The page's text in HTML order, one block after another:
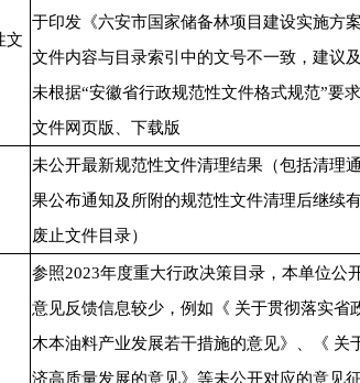
文
于印发《六安市国家储备林项目建设实施方案
文件内容与目录索引中的文号不一致，建议
未根据“安徽省行政规范性文件格式规范”要
文件网页版、下载版
未公开最新规范性文件清理结果（包括清理
果公布通知及所附的规范性文件清理后继续有
废止文件目录）
参照2023年度重大行政决策目录，本单位公
意见反馈信息较少，例如《 关于贯彻落实省
木本油料产业发展若干措施的意见》、《 关
济高质量发展的意见》等未公开对应的意见